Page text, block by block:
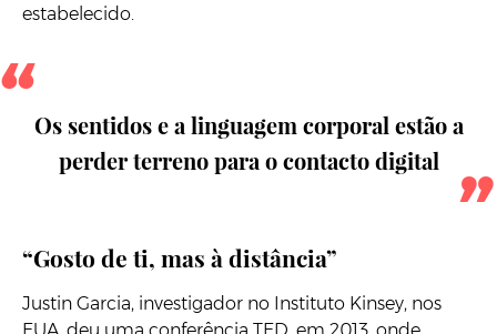
estabelecido.
Os sentidos e a linguagem corporal estão a
perder terreno para o contacto digital
“Gosto de ti, mas à distância”
Justin Garcia, investigador no Instituto Kinsey, nos